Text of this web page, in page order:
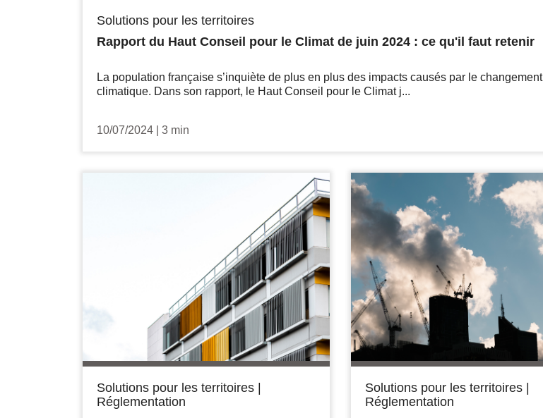
Solutions pour les territoires
Rapport du Haut Conseil pour le Climat de juin 2024 : ce qu'il faut retenir
La population française s’inquiète de plus en plus des impacts causés par le changement
climatique. Dans son rapport, le Haut Conseil pour le Climat j...
10/07/2024 3 min
Solutions pour les territoires
Réglementation
Solutions pour les territoires
Réglementation